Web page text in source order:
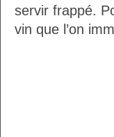
servir frappé.
vin que l’on